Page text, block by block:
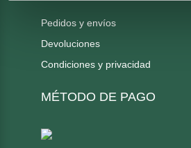
Pedidos y envíos
Devoluciones
Condiciones y privacidad
MÉTODO DE PAGO